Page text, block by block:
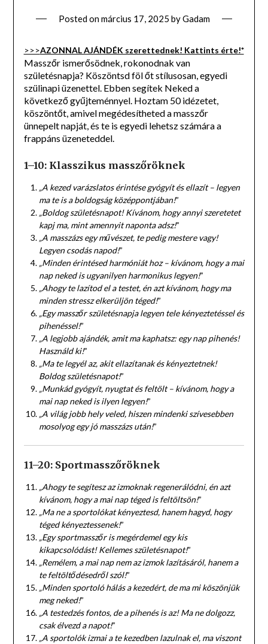
Posted onmárcius 17, 2025 byGadam
>>>AZONNAL AJÁNDÉK szerettednek! Kattints érte!*
Masszőr ismerősödnek, rokonodnak van
születésnapja? Köszöntsd föl őt stílusosan, egyedi
szülinapi üzenettel. Ebben segítek Neked a
következő gyűjteménnyel. Hoztam 50 idézetet,
köszöntőt, amivel megédesítheted a masszőr
ünnepelt napját, és te is egyedi lehetsz számára a
frappáns üzeneteddel.
1–10: Klasszikus masszőröknek
„A kezed varázslatos érintése gyógyít és ellazít – legyen
ma te is a boldogság középpontjában!”
„Boldog születésnapot! Kívánom, hogy annyi szeretetet
kapj ma, mint amennyit naponta adsz!”
„A masszázs egy művészet, te pedig mestere vagy!
Legyen csodás napod!”
„Minden érintésed harmóniát hoz – kívánom, hogy a mai
nap neked is ugyanilyen harmonikus legyen!”
„Ahogy te lazítod el a testet, én azt kívánom, hogy ma
minden stressz elkerüljön téged!”
„Egy masszőr születésnapja legyen tele kényeztetéssel és
pihenéssel!”
„A legjobb ajándék, amit ma kaphatsz: egy nap pihenés!
Használd ki!”
„Ma te legyél az, akit ellazítanak és kényeztetnek!
Boldog születésnapot!”
„Munkád gyógyít, nyugtat és feltölt – kívánom, hogy a
mai nap neked is ilyen legyen!”
„A világ jobb hely veled, hiszen mindenki szívesebben
mosolyog egy jó masszázs után!”
11–20: Sportmasszőröknek
„Ahogy te segítesz az izmoknak regenerálódni, én azt
kívánom, hogy a mai nap téged is feltöltsön!”
„Ma ne a sportolókat kényeztesd, hanem hagyd, hogy
téged kényeztessenek!”
„Egy sportmasszőr is megérdemel egy kis
kikapcsolódást! Kellemes születésnapot!”
„Remélem, a mai nap nem az izmok lazításáról, hanem a
te feltöltődésedről szól!”
„Minden sportoló hálás a kezedért, de ma mi köszönjük
meg neked!”
„A testedzés fontos, de a pihenés is az! Ma ne dolgozz,
csak élvezd a napot!”
„A sportolók izmai a te kezedben lazulnak el, ma viszont